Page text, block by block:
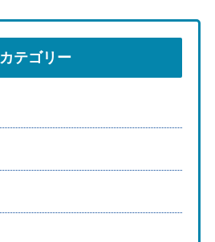
カテゴリー